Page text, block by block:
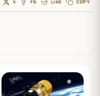
X FB LINE COPY